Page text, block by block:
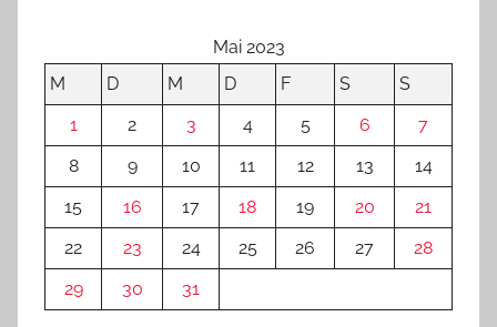
Mai 2023
M
D M D F S
S
1
2 3 4 5 6
7
8
9 10 11 12 13
14
15
16 17 18 19 20
21
22
23 24 25 26 27
28
29
30 31